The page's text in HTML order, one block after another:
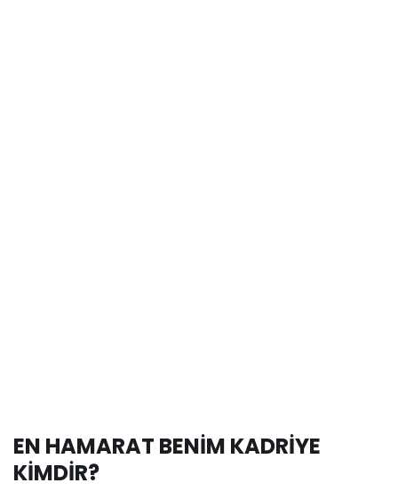
EN HAMARAT BENİM KADRİYE
KİMDİR?